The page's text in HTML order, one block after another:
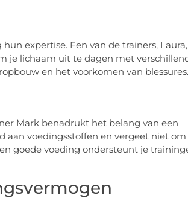
expertise. Een van de trainers,
je lichaam uit te dagen met
en het voorkomen van
Mark benadrukt het belang van een
aan voedingsstoffen en vergeet niet om
goede voeding ondersteunt je